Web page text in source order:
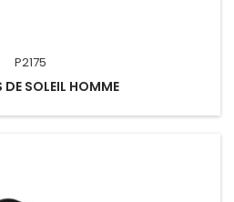
P2175
DE SOLEIL HOMME